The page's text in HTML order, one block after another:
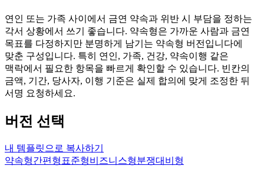
연인 또는 가족 사이에서 금연 약속과 위반 시 부담을 정하는
각서 상황에서 쓰기 좋습니다. 약속형은 가까운 사람과 금연
목표를 다정하지만 분명하게 남기는 약속형 버전입니다에
맞춘 구성입니다. 특히 연인, 가족, 건강, 약속이행 같은
맥락에서 필요한 항목을 빠르게 확인할 수 있습니다. 빈칸의
금액, 기간, 당사자, 이행 기준은 실제 합의에 맞게 조정한 뒤
서명 요청하세요.
버전 선택
내 템플릿으로 복사하기
약속형간편형 표준형비즈니스형분쟁대비형